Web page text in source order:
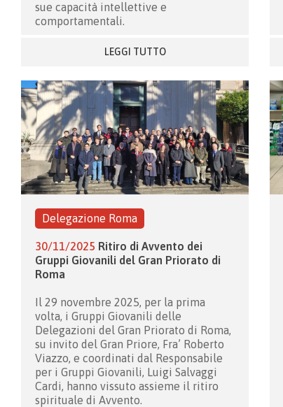
sue capacità intellettive e
comportamentali.
LEGGI TUTTO
Delegazione Roma
30/11/2025 Ritiro di Avvento dei
Gruppi Giovanili del Gran Priorato di
Roma
Il 29 novembre 2025, per la prima
volta, i Gruppi Giovanili delle
Delegazioni del Gran Priorato di Roma,
su invito del Gran Priore, Fra’ Roberto
Viazzo, e coordinati dal Responsabile
per i Gruppi Giovanili, Luigi Salvaggi
Cardi, hanno vissuto assieme il ritiro
spirituale di Avvento.